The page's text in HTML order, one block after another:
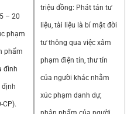
– 20
phạm
phẩm
đình
định
triệu đồng: Phát tán tư
liệu, tài liệu là bí mật đời
tư thông qua việc xâm
phạm điện tín, thư tín
của người khác nhằm
xúc phạm danh dự,